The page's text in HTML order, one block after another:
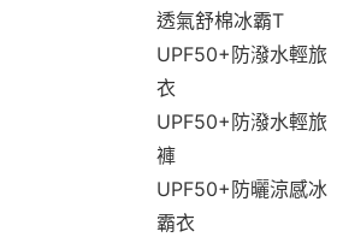
透氣舒棉冰霸T
UPF50+防潑水輕旅
衣
UPF50+防潑水輕旅
褲
UPF50+防曬涼感冰
霸衣